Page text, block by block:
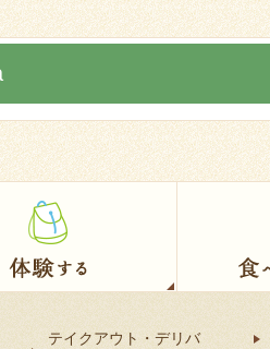
テイクアウト・デリバ